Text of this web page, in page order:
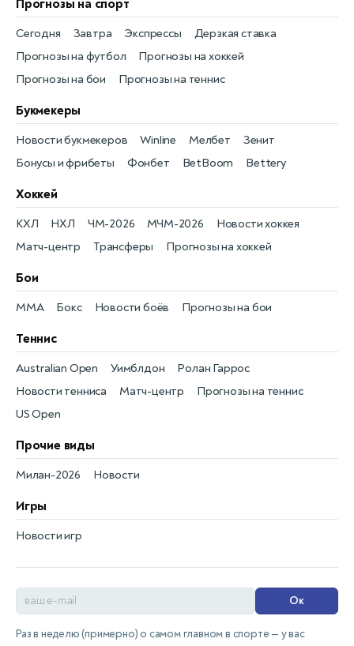
Прогнозы на спорт
Прогнозы на футбол
Сегодня
Прогнозы на хоккей
Завтра
Прогнозы на бои
Экспрессы
Прогнозы на теннис
Дерзкая ставка
Букмекеры
Бонусы и фрибеты
Новости букмекеров
Фонбет
Winline
BetBoom
Мелбет
Bettery
Зенит
Хоккей
Новости хоккея
КХЛ
Матч-центр
НХЛ
Трансферы
ЧМ-2026
Прогнозы на хоккей
МЧМ-2026
Бои
Новости боёв
MMA Прогнозы на бои
Бокс
Теннис
Новости тенниса
Australian Open
Матч-центр
Уимблдон
Прогнозы на теннис
Ролан Гаррос
US Open
Прочие виды
Новости
Милан-2026
Игры
Новости игр
Ок
Раз в неделю (примерно) о самом главном в спорте — у вас